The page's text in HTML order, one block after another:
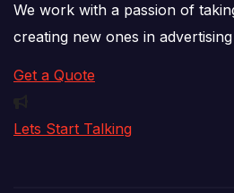
We work with a passion of
creating new ones in
Get a Quote
Lets Start Talking